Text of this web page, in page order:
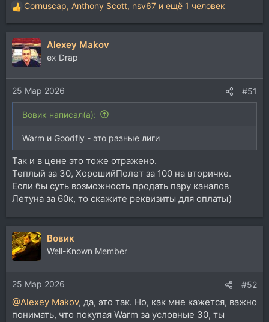
Р
е
а
к
ц
и
и
:
Cornuscap, Anthony Scott, nsv67 и ещё 1 человек
Alexey Makov
ex Drap
25 Мар 2026 #51
Вовик написал(а):
Warm и Goodfly - это разные лиги
Так и в цене это тоже отражено.
Теплый за 30, ХорошийПолет за 100 на вторичке.
Если бы суть возможность продать пару каналов
Летуна за 60к, то скажите реквизиты для оплаты)
Вовик
Well-Known Member
25 Мар 2026 #52
@Alexey Makov, да, это так. Но, как мне кажется, важно
понимать, что покупая Warm за условные 30, ты